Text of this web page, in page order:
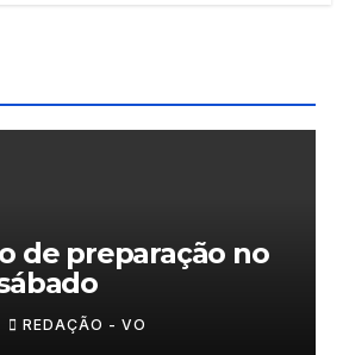
de preparação no
REDAÇÃO - VO